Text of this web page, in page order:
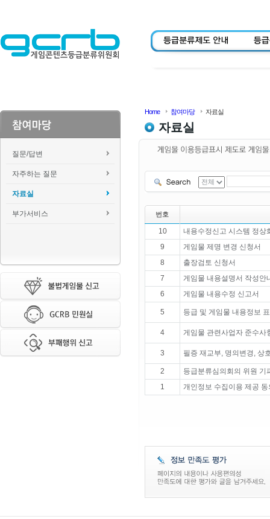
질문/답변
자주하는 질문
자료실
부가서비스
Home 참여마당 자료실
자료실
번호
10
내용수정신고 시스템 정상
9
게임물 제명 변경 신청서
8
출장검토 신청서
7
게임물 내용설명서 작성안
6
게임물 내용수정 신고서
5 등급 및 게임물 내용정보
4 게임물 관련사업자 준수사
3 필증 재교부, 명의변경, 상
2
등급분류심의회의 위원 기
1
개인정보 수집이용 제공 동